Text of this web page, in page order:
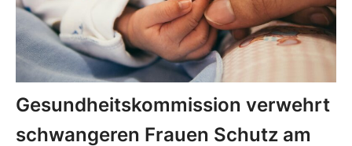
Gesundheitskommission verwehrt
schwangeren Frauen Schutz am